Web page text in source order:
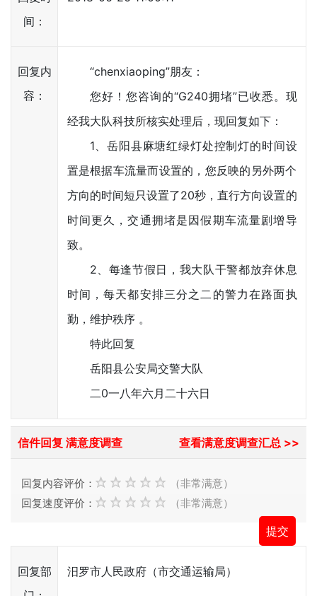
间：
回复内
容：
“chenxiaoping”朋友：
您好！您咨询的“G240拥堵”已收悉。现
经我大队科技所核实处理后，现回复如下：
1、岳阳县麻塘红绿灯处控制灯的时间设
置是根据车流量而设置的，您反映的另外两个
方向的时间短只设置了20秒，直行方向设置的
时间更久，交通拥堵是因假期车流量剧增导
致。
2、每逢节假日，我大队干警都放弃休息
时间，每天都安排三分之二的警力在路面执
勤，维护秩序 。
特此回复
岳阳县公安局交警大队
二0一八年六月二十六日
信件回复 满意度调查 查看满意度调查汇总 >>
回复内容评价：
（非常满意）
回复速度评价：
（非常满意）
回复部
汨罗市人民政府（市交通运输局）